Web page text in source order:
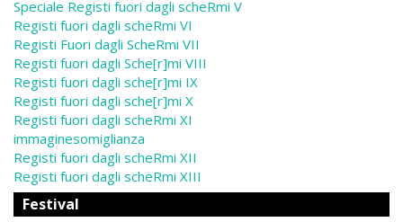
Speciale Registi fuori dagli scheRmi V
Registi fuori dagli scheRmi VI
Registi Fuori dagli ScheRmi VII
Registi fuori dagli Sche[r]mi VIII
Registi fuori dagli sche[r]mi IX
Registi fuori dagli sche[r]mi X
Registi fuori dagli scheRmi XI
immaginesomiglianza
Registi fuori dagli scheRmi XII
Registi fuori dagli scheRmi XIII
Festival